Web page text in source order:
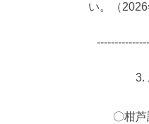
い。（2026
〇柑